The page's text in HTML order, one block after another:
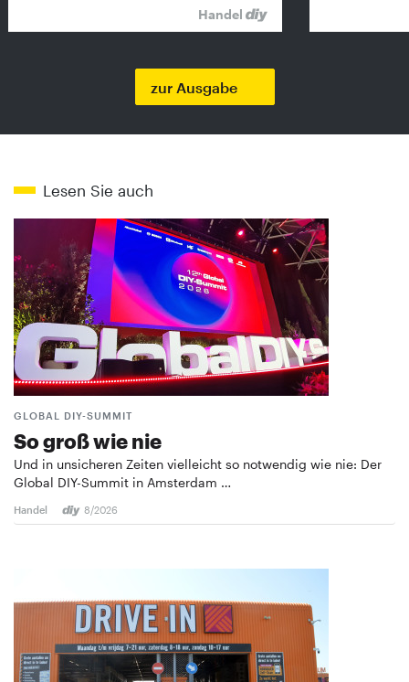
Handel
zur Ausgabe
Lesen Sie auch
GLOBAL DIY-SUMMIT
So groß wie nie
Und in unsicheren Zeiten vielleicht so notwendig wie nie: Der
Global DIY-Summit in Amsterdam …
Handel 8/2026